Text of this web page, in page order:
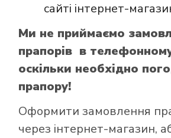
сайті інтернет-
Ми не приймаємо
прапорів в
оскільки необхідно
прапору!
Оформити замовлення
через інтернет-магазин,